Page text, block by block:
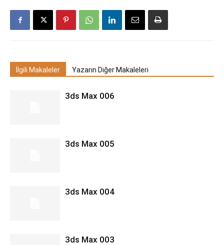
İlgili Makaleler Yazarın Diğer Makaleleri
3ds Max 006
3ds Max 005
3ds Max 004
3ds Max 003